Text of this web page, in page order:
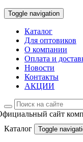
Toggle navigation
Каталог
Для оптовиков
О компании
Оплата и
Новости
Контакты
АКЦИИ
сайт
Каталог
Toggle